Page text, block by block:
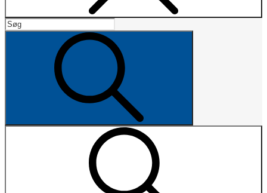
Search
for: